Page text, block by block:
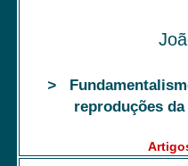
>
reproduções